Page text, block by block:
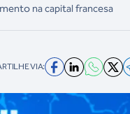
na capital francesa
VIA: